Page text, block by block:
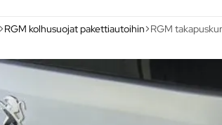
RGM kolhusuojat pakettiautoihin RGM